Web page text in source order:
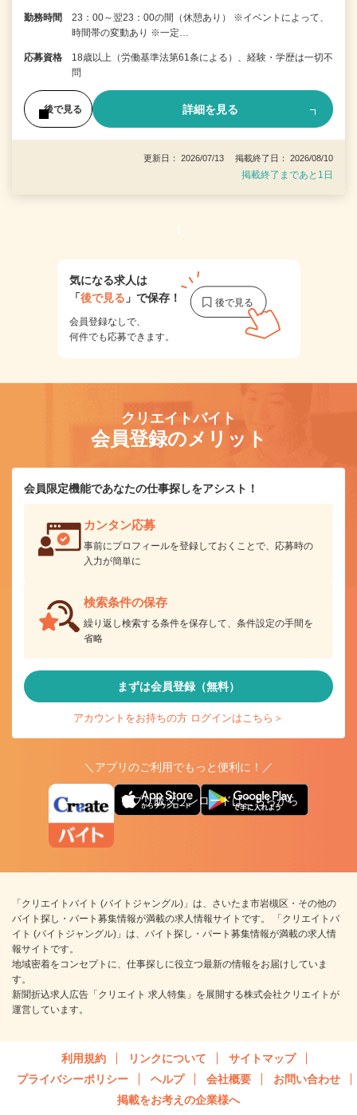
勤務時間
23：00～翌23：00の間（休憩あり） ※イベントによって、
時間帯の変動あり ※一定…
応募資格
18歳以上（労働基準法第61条による）、経験・学歴は一切不
問
後で見る 詳細を見る
更新日： 2026/07/13 掲載終了日： 2026/08/10
掲載終了まであと1日
1
気になる求人は
「後で見る 」で保存！
会員登録なしで、
何件でも応募できます。
クリエイトバイト
会員登録のメリット
会員限定機能であなたの仕事探しをアシスト！
カンタン応募
事前にプロフィールを登録しておくことで、応募時の
入力が簡単に
検索条件の保存
繰り返し検索する条件を保存して、条件設定の手間を
省略
まずは会員登録（無料）
アカウントをお持ちの方 ログインはこちら＞
＼アプリのご利用でもっと便利に！／
アプリ版ダウンロードはこちらから
「クリエイトバイト (バイトジャングル)」は、さいたま市岩槻区・その他の
バイト探し・パート募集情報が満載の求人情報サイトです。 「クリエイトバ
イト (バイトジャングル)」は、バイト探し・パート募集情報が満載の求人情
報サイトです。
地域密着をコンセプトに、仕事探しに役立つ最新の情報をお届けしていま
す。
新聞折込求人広告「クリエイト 求人特集」を展開する株式会社クリエイトが
運営しています。
利用規約 リンクについて
サイトマップ
プライバシーポリシー
ヘルプ 会社概要
お問い合わせ
掲載をお考えの企業様へ